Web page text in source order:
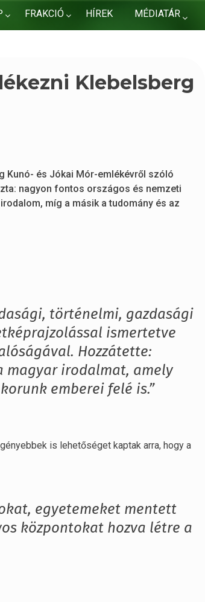
FRAKCIÓ HÍREK MÉDIATÁR
Klebelsberg
Kunó- és Jókai Mór-emlékévről szóló
nagyon fontos országos és nemzeti
míg a másik a tudomány és az
történelmi, gazdasági
ismertetve
Hozzátette:
magyar irodalmat, amely
emberei felé is.”
is lehetőséget kaptak arra, hogy a
egyetemeket mentett
központokat hozva létre a